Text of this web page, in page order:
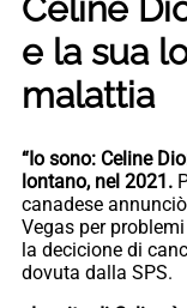
Celine
e la sua
malattia
“Io sono: Celine
lontano, nel 2021.
canadese
Vegas per
la decicione di
dovuta dalla SPS.